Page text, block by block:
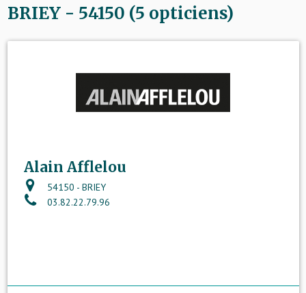
BRIEY - 54150 (5 opticiens)
Alain Afflelou
54150 - BRIEY
03.82.22.79.96